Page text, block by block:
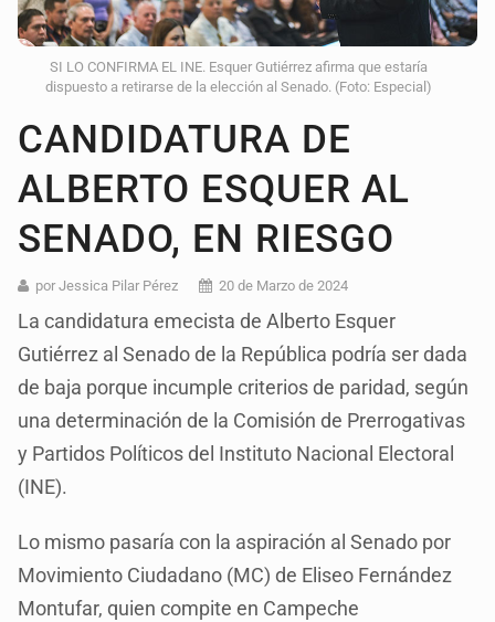
SI LO CONFIRMA EL INE. Esquer Gutiérrez afirma que estaría
dispuesto a retirarse de la elección al Senado. (Foto: Especial)
CANDIDATURA DE
ALBERTO ESQUER AL
SENADO, EN RIESGO
por Jessica Pilar Pérez 20 de Marzo de 2024
La candidatura emecista de Alberto Esquer
Gutiérrez al Senado de la República podría ser dada
de baja porque incumple criterios de paridad, según
una determinación de la Comisión de Prerrogativas
y Partidos Políticos del Instituto Nacional Electoral
(INE).
Lo mismo pasaría con la aspiración al Senado por
Movimiento Ciudadano (MC) de Eliseo Fernández
Montufar, quien compite en Campeche